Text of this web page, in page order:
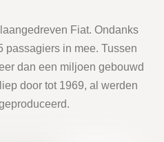
Fiat. Ondanks
passagiers in mee. Tussen
dan een miljoen gebouwd
door tot 1969, al werden